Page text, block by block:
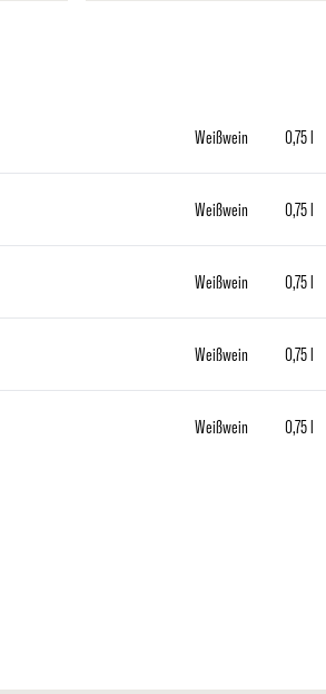
Weißwein 0,75 l
Weißwein 0,75 l
Weißwein 0,75 l
Weißwein 0,75 l
Weißwein 0,75 l